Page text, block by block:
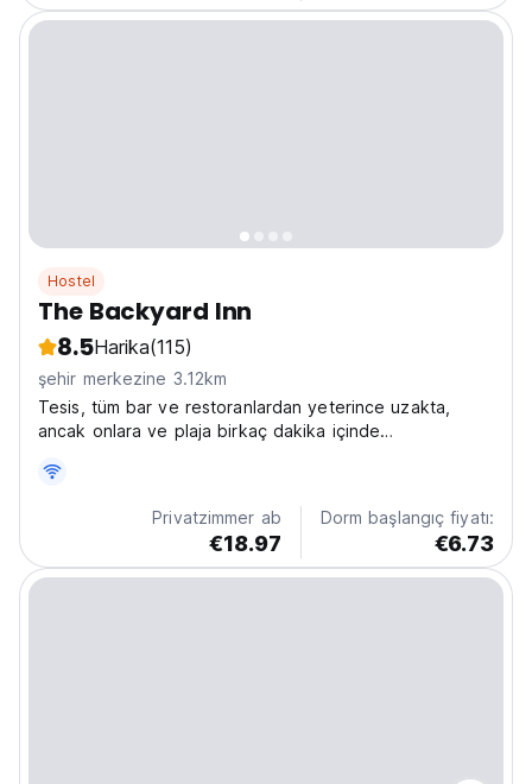
Hostel
The Backyard Inn
8.5Harika(115)
şehir merkezine 3.12km
Tesis, tüm bar ve restoranlardan yeterince uzakta,
ancak onlara ve plaja birkaç dakika içinde
sahiptir.
Privatzimmer ab
€18.97
Dorm başlangıç fiyatı:
€6.73